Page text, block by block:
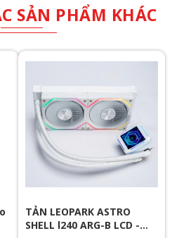
SẢN PHẨM KHÁC
TẢN LEOPARK ASTRO
SHELL l240 ARG-B LCD -